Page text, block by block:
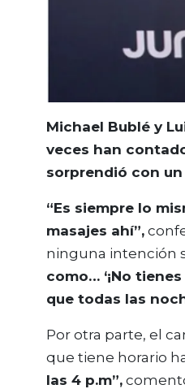
Michael Bublé y
veces han
sorprendió con
“Es siempre lo
masajes ahí”,
ninguna intención
como… ‘¡No
que todas las
Por otra parte, el
que tiene horario
las 4 p.m”,